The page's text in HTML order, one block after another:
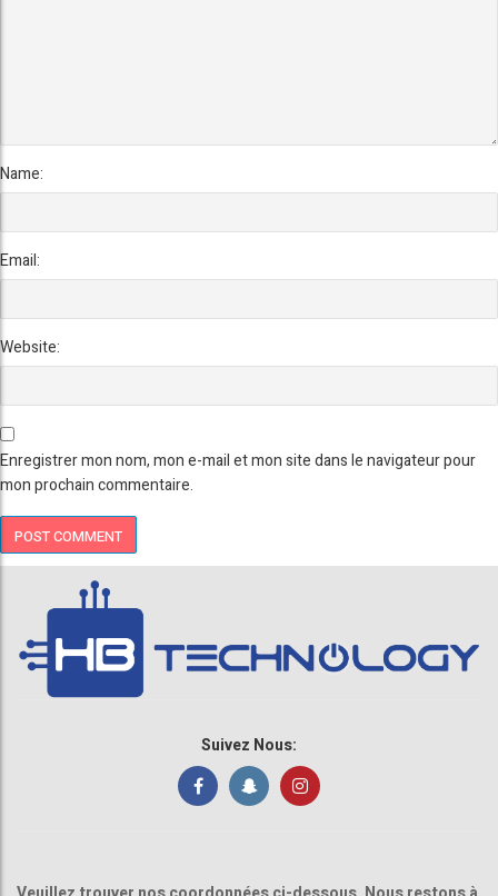
Name:
Email:
Website:
Enregistrer mon nom, mon e-mail et mon site dans le navigateur pour
mon prochain commentaire.
Suivez Nous: